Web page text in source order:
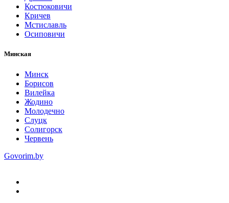
Костюковичи
Кричев
Мстиславль
Осиповичи
Минская
Минск
Борисов
Вилейка
Жодино
Молодечно
Слуцк
Солигорск
Червень
Govorim.by